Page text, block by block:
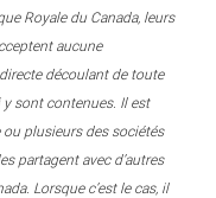
Royale du Canada, leurs
aucune
découlant de toute
sont contenues. Il est
ou plusieurs des sociétés
partagent avec d’autres
Lorsque c’est le cas, il